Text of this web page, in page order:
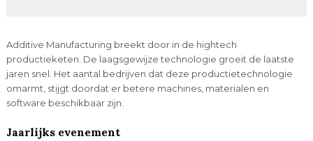
Additive Manufacturing breekt door in de hightech
productieketen. De laagsgewijze technologie groeit de laatste
jaren snel. Het aantal bedrijven dat deze productietechnologie
omarmt, stijgt doordat er betere machines, materialen en
software beschikbaar zijn.
Jaarlijks evenement